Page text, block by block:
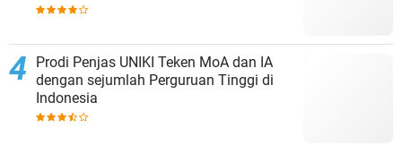
Prodi Penjas UNIKI Teken MoA dan IA
dengan sejumlah Perguruan Tinggi di
Indonesia